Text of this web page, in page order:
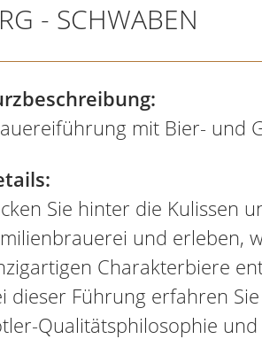
- SCHWABEN
mit Bier- und
Sie hinter die Kulissen
und erleben,
Charakterbiere
dieser Führung erfahren
Qualitätsphilosophie